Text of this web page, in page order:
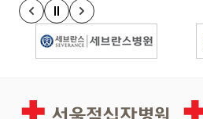
이전 슬라이드
정지
다음 슬라이드
경인권역재활병원 인